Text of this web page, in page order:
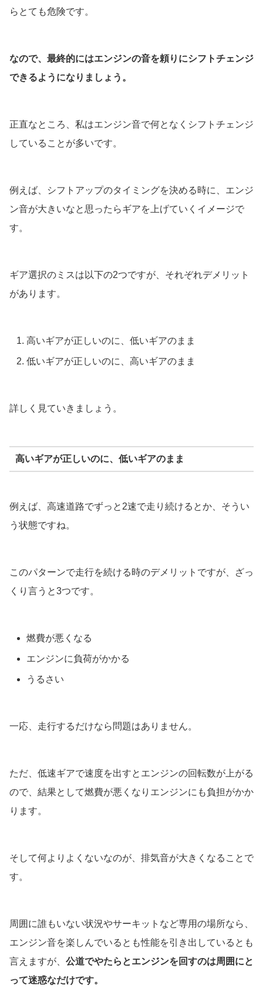
らとても危険です。
なので、最終的にはエンジンの音を頼りにシフトチェンジ
できるようになりましょう。
正直なところ、私はエンジン音で何となくシフトチェンジ
していることが多いです。
例えば、シフトアップのタイミングを決める時に、エンジ
ン音が大きいなと思ったらギアを上げていくイメージで
す。
ギア選択のミスは以下の2つですが、それぞれデメリット
があります。
高いギアが正しいのに、低いギアのまま
低いギアが正しいのに、高いギアのまま
詳しく見ていきましょう。
高いギアが正しいのに、低いギアのまま
例えば、高速道路でずっと2速で走り続けるとか、そうい
う状態ですね。
このパターンで走行を続ける時のデメリットですが、ざっ
くり言うと3つです。
燃費が悪くなる
エンジンに負荷がかかる
うるさい
一応、走行するだけなら問題はありません。
ただ、低速ギアで速度を出すとエンジンの回転数が上がる
ので、結果として燃費が悪くなりエンジンにも負担がかか
ります。
そして何よりよくないなのが、排気音が大きくなることで
す。
周囲に誰もいない状況やサーキットなど専用の場所なら、
エンジン音を楽しんでいるとも性能を引き出しているとも
言えますが、 公道でやたらとエンジンを回すのは周囲にと
って迷惑なだけです。